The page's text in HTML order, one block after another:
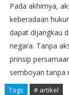
Pada akhirnya,
keberadaan
dapat dijangkau
negara. Tanpa
prinsip
semboyan tanpa
Tags # artikel